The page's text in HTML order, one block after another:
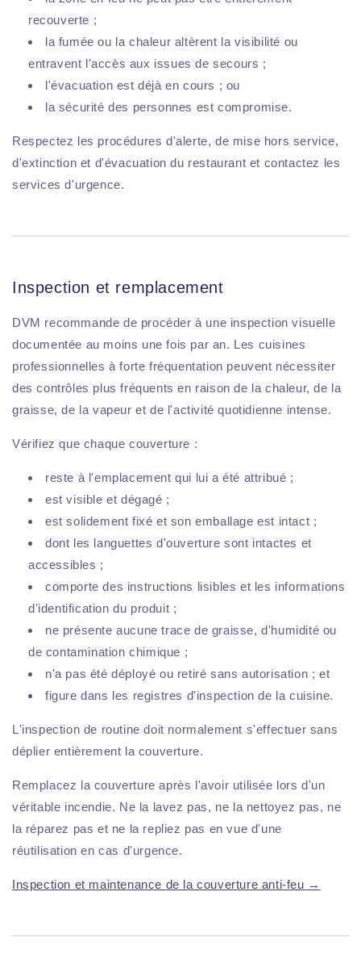
recouverte ;
la fumée ou la chaleur altèrent la visibilité ou
entravent l'accès aux issues de secours ;
l'évacuation est déjà en cours ; ou
la sécurité des personnes est compromise.
Respectez les procédures d'alerte, de mise hors service,
d'extinction et d'évacuation du restaurant et contactez les
services d'urgence.
Inspection et remplacement
DVM recommande de procéder à une inspection visuelle
documentée au moins une fois par an. Les cuisines
professionnelles à forte fréquentation peuvent nécessiter
des contrôles plus fréquents en raison de la chaleur, de la
graisse, de la vapeur et de l'activité quotidienne intense.
Vérifiez que chaque couverture :
reste à l'emplacement qui lui a été attribué ;
est visible et dégagé ;
est solidement fixé et son emballage est intact ;
dont les languettes d'ouverture sont intactes et
accessibles ;
comporte des instructions lisibles et les informations
d'identification du produit ;
ne présente aucune trace de graisse, d'humidité ou
de contamination chimique ;
n'a pas été déployé ou retiré sans autorisation ; et
figure dans les registres d'inspection de la cuisine.
L'inspection de routine doit normalement s'effectuer sans
déplier entièrement la couverture.
Remplacez la couverture après l'avoir utilisée lors d'un
véritable incendie. Ne la lavez pas, ne la nettoyez pas, ne
la réparez pas et ne la repliez pas en vue d'une
réutilisation en cas d'urgence.
Inspection et maintenance de la couverture anti-feu →